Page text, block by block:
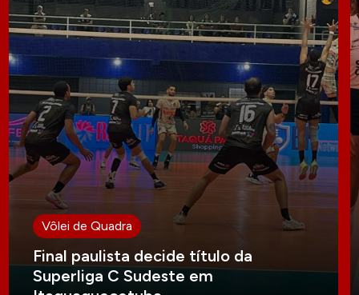
Vôlei de Quadra
Final paulista decide título da
Superliga C Sudeste em